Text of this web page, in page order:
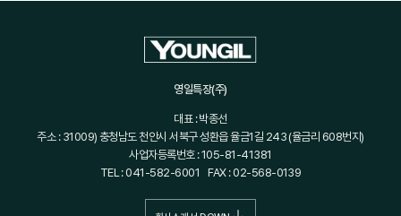
영일특장(주)
대표 : 박종선
주소 : 31009) 충청남도 천안시 서북구 성환읍 율금1길 243 (율금리 608번지)
사업자등록번호 : 105-81-41381
TEL : 041-582-6001
FAX : 02-568-0139